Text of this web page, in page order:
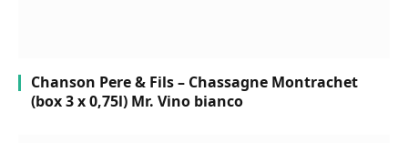
Chanson Pere & Fils – Chassagne Montrachet
(box 3 x 0,75l) Mr. Vino bianco